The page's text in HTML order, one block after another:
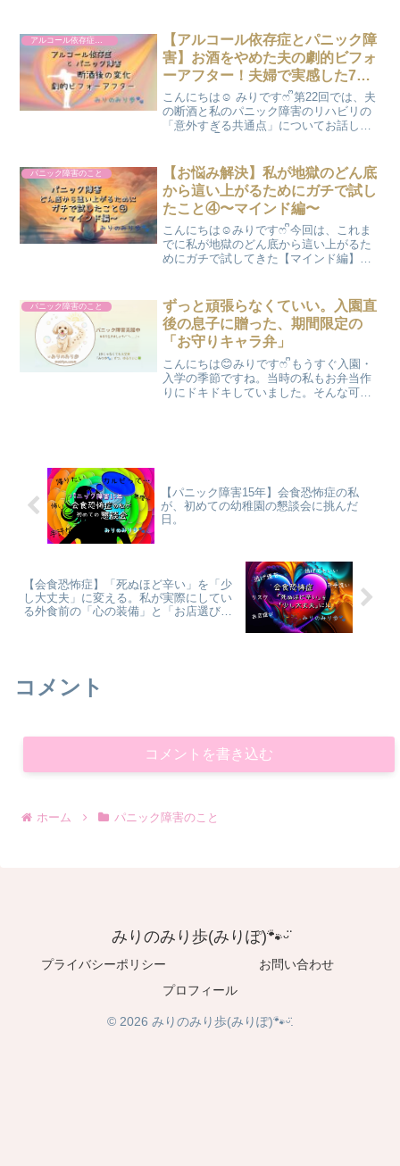
でじっとしている」ことがパニック発作
の引き金になる...
【アルコール依存症とパニック障
害】お酒をやめた夫の劇的ビフォ
ーアフター！夫婦で実感した7つ
の最高な変化
こんにちは☺️ みりですෆ ᩚ第22回では、夫
の断酒と私のパニック障害のリハビリの
「意外すぎる共通点」についてお話しし
るくらい苦痛です。 でも、その「死ぬほ
どツラい」...
パニック障害のこと
【お悩み解決】私が地獄のどん底
から這い上がるためにガチで試し
たこと④〜マインド編〜
こんにちは☺️みりですෆ‪ ᩚ今回は、これま
でに私が地獄のどん底から這い上がるた
めにガチで試してきた【マインド編】を
んな私が、少しずつ心をラクにするため
にやってきた「心...
パニック障害のこと
ずっと頑張らなくていい。入園直
後の息子に贈った、期間限定の
「お守りキャラ弁」
こんにちは😊みりですෆ ᩚもうすぐ入園・
入学の季節ですね。当時の私もお弁当作
りにドキドキしていました。そんな可愛
【パニック障害15年】会食恐怖症の私
が、初めての幼稚園の懇談会に挑んだ
日。
【会食恐怖症】「死ぬほど辛い」を「少
し大丈夫」に変える。私が実際にしてい
る外食前の「心の装備」と「お店選び」
コメント
コメントを書き込む
ホーム パニック障害のこと
みりのみり歩(みりぽ)🐾ᵕ̈
プライバシーポリシー
お問い合わせ
プロフィール
© 2026 みりのみり歩(みりぽ)🐾ᵕ̈.